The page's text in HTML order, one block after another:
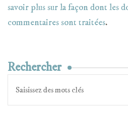
savoir plus sur la façon dont les
commentaires sont traitées.
Rechercher